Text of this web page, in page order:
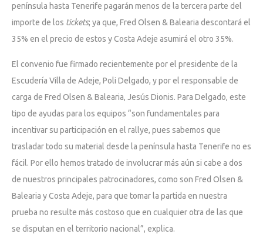
península hasta Tenerife pagarán menos de la tercera parte del
importe de los tickets; ya que, Fred Olsen & Balearia descontará el
35% en el precio de estos y Costa Adeje asumirá el otro 35%.
El convenio fue firmado recientemente por el presidente de la
Escudería Villa de Adeje, Poli Delgado, y por el responsable de
carga de Fred Olsen & Balearia, Jesús Dionis. Para Delgado, este
tipo de ayudas para los equipos “son fundamentales para
incentivar su participación en el rallye, pues sabemos que
trasladar todo su material desde la península hasta Tenerife no es
fácil. Por ello hemos tratado de involucrar más aún si cabe a dos
de nuestros principales patrocinadores, como son Fred Olsen &
Balearia y Costa Adeje, para que tomar la partida en nuestra
prueba no resulte más costoso que en cualquier otra de las que
se disputan en el territorio nacional”, explica.